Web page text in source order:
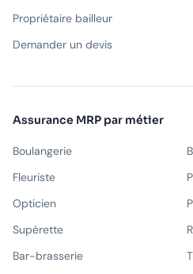
Propriétaire bailleur
Demander un devis
Assurance MRP par métier
Boulangerie
Fleuriste
Opticien
Supérette
Bar-brasserie